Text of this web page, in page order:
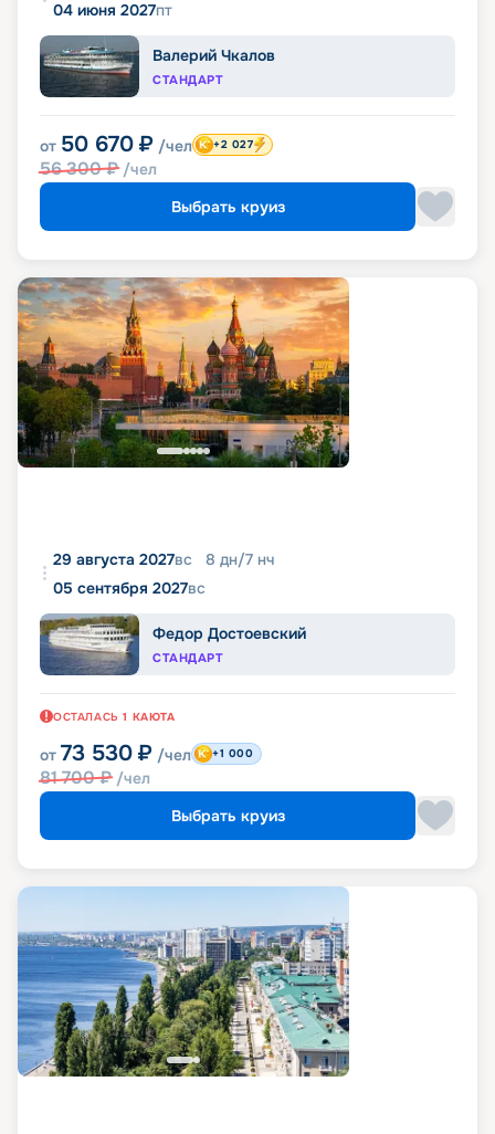
04 июня 2027пт
Валерий Чкалов
СТАНДАРТ
от 50 670 ₽ /чел
56 300₽ /чел
+2 027
Выбрать круиз
29 августа 2027вс 8 дн/7 нч
05 сентября 2027вс
Федор Достоевский
СТАНДАРТ
ОСТАЛАСЬ 1 КАЮТА
от 73 530 ₽ /чел
81 700₽ /чел
+1 000
Выбрать круиз